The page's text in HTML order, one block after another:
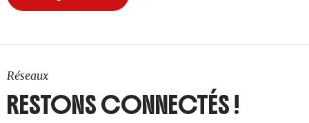
Réseaux
RESTONS CONNECTÉS !